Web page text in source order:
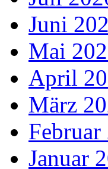
Juni
Mai
April
März
Februar
Januar